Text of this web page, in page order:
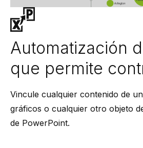
Automatización
que permite
Vincule cualquier contenido de
gráficos o cualquier otro objeto
de PowerPoint.